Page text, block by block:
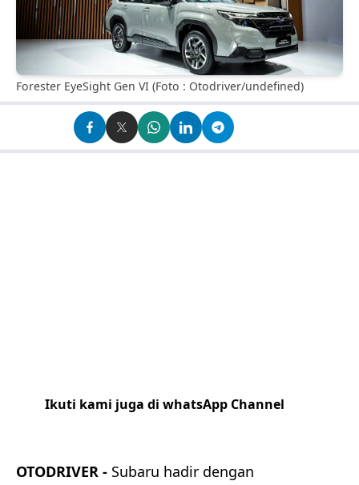
Forester EyeSight Gen VI (Foto : Otodriver/undefined)
Ikuti kami juga di whatsApp Channel
OTODRIVER - Subaru hadir dengan